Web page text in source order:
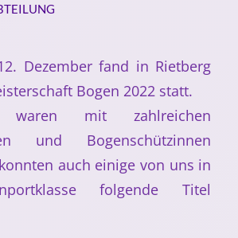
Dezember fand in Rietberg
Bogen 2022 statt.
mit zahlreichen
und Bogenschützinnen
auch einige von uns in
folgende Titel